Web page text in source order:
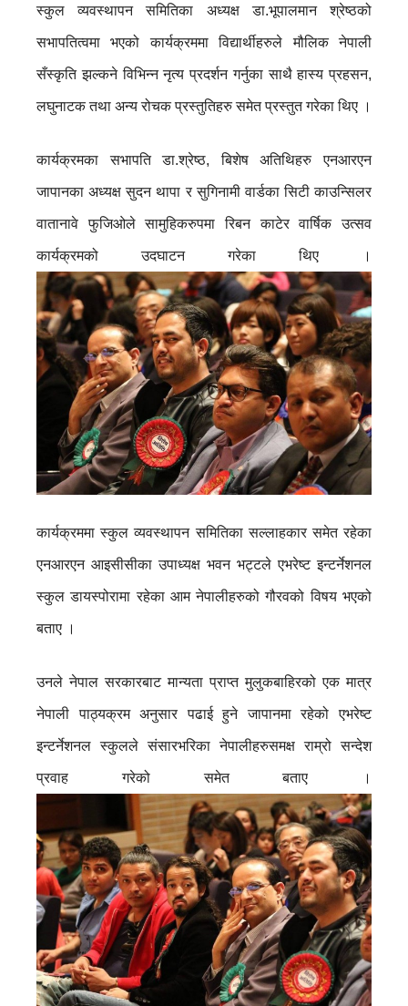
स्कुल व्यवस्थापन समितिका अध्यक्ष डा.भूपालमान श्रेष्ठको
सभापतित्वमा भएको कार्यक्रममा विद्यार्थीहरुले मौलिक नेपाली
सँस्कृति झल्कने विभिन्न नृत्य प्रदर्शन गर्नुका साथै हास्य प्रहसन,
लघुनाटक तथा अन्य रोचक प्रस्तुतिहरु समेत प्रस्तुत गरेका थिए ।
कार्यक्रमका सभापति डा.श्रेष्ठ, बिशेष अतिथिहरु एनआरएन
जापानका अध्यक्ष सुदन थापा र सुगिनामी वार्डका सिटी काउन्सिलर
वातानावे फुजिओले सामुहिकरुपमा रिबन काटेर वार्षिक उत्सव
कार्यक्रमको उदघाटन गरेका थिए ।
कार्यक्रममा स्कुल व्यवस्थापन समितिका सल्लाहकार समेत रहेका
एनआरएन आइसीसीका उपाध्यक्ष भवन भट्टले एभरेष्ट इन्टर्नेशनल
स्कुल डायस्पोरामा रहेका आम नेपालीहरुको गौरवको विषय भएको
बताए ।
उनले नेपाल सरकारबाट मान्यता प्राप्त मुलुकबाहिरको एक मात्र
नेपाली पाठ्यक्रम अनुसार पढाई हुने जापानमा रहेको एभरेष्ट
इन्टर्नेशनल स्कुलले संसारभरिका नेपालीहरुसमक्ष राम्रो सन्देश
प्रवाह गरेको समेत बताए ।